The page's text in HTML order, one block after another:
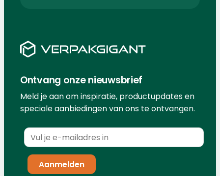
Ontvang onze nieuwsbrief
Meld je aan om inspiratie, productupdates en
speciale aanbiedingen van ons te ontvangen.